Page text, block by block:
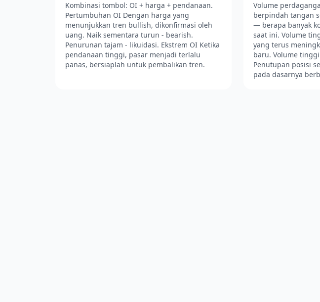
Kombinasi tombol: OI + harga + pendanaan.
Pertumbuhan OI Dengan harga yang
menunjukkan tren bullish, dikonfirmasi oleh
uang. Naik sementara turun - bearish.
Penurunan tajam - likuidasi. Ekstrem OI Ketika
pendanaan tinggi, pasar menjadi terlalu
panas, bersiaplah untuk pembalikan tren.
Volume
berpindah tangan
— berapa banyak
saat ini. Volume
yang terus
baru. Volume
Penutupan posisi
pada dasarnya